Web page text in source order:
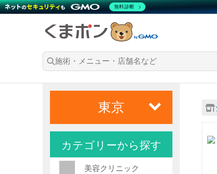
東京
カテゴリーから探す
美容クリニック
無料診断